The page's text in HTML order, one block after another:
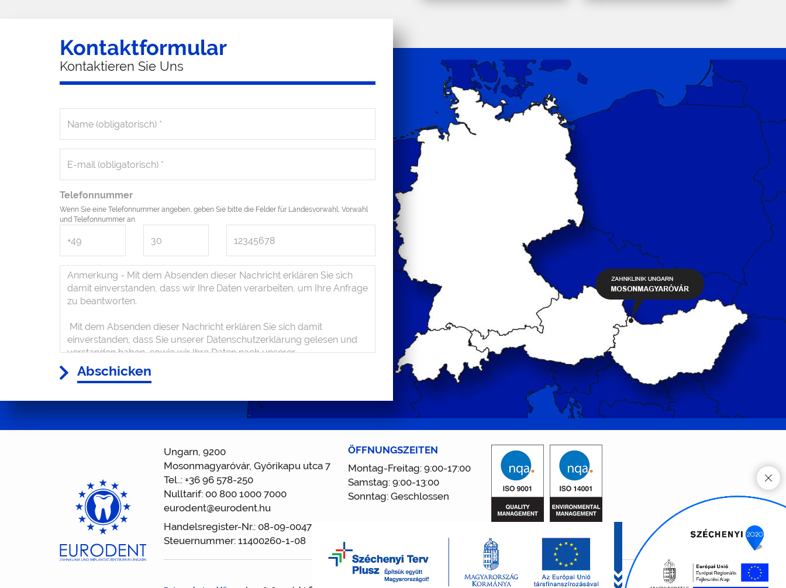
Kontaktformular
Kontaktieren Sie Uns
Telefonnummer
Wenn Sie eine Telefonnummer angeben, geben Sie bitte die Felder für Landesvorwahl, Vorwahl
und Telefonnummer an.
Abschicken
Ungarn, 9200
Mosonmagyaróvár, Győrikapu utca 7
Tel..: +36 96 578-250
Nulltarif: 00 800 1000 7000
eurodent@eurodent.hu
Handelsregister-Nr.: 08-09-004716
Steuernummer: 11400260-1-08
ÖFFNUNGSZEITEN
Montag-Freitag: 9:00-17:00
Samstag: 9:00-13:00
Sonntag: Geschlossen